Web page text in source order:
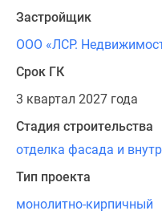
Застройщик
ООО «ЛСР.
Срок ГК
3 квартал 2027 года
Стадия строительства
отделка фасада и
Тип проекта
монолитно-кирпичный